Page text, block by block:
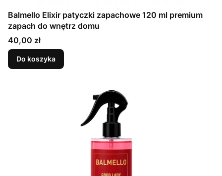
Balmello Elixir patyczki zapachowe 120 ml premium
zapach do wnętrz domu
Cena
40,00 zł
Do koszyka